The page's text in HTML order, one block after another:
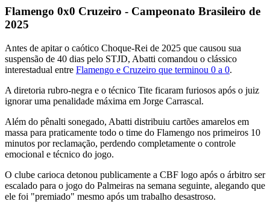
Flamengo 0x0 Cruzeiro - Campeonato Brasileiro de
2025
Antes de apitar o caótico Choque-Rei de 2025 que causou sua
suspensão de 40 dias pelo STJD, Abatti comandou o clássico
interestadual entre Flamengo e Cruzeiro que terminou 0 a 0.
A diretoria rubro-negra e o técnico Tite ficaram furiosos após o juiz
ignorar uma penalidade máxima em Jorge Carrascal.
Além do pênalti sonegado, Abatti distribuiu cartões amarelos em
massa para praticamente todo o time do Flamengo nos primeiros 10
minutos por reclamação, perdendo completamente o controle
emocional e técnico do jogo.
O clube carioca detonou publicamente a CBF logo após o árbitro ser
escalado para o jogo do Palmeiras na semana seguinte, alegando que
ele foi "premiado" mesmo após um trabalho desastroso.